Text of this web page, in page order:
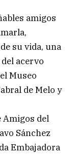
amigos
su vida, una
acervo
Museo
de Melo y
Amigos del
Sánchez
Embajadora